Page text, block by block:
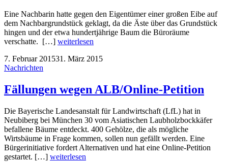
Eine Nachbarin hatte gegen den Eigentümer einer großen Eibe auf
dem Nachbargrundstück geklagt, da die Äste über das Grundstück
hingen und der etwa hundertjährige Baum die Büroräume
verschatte. […] weiterlesen
7. Februar 201531. März 2015
Nachrichten
Fällungen wegen ALB/Online-Petition
Die Bayerische Landesanstalt für Landwirtschaft (LfL) hat in
Neubiberg bei München 30 vom Asiatischen Laubholzbockkäfer
befallene Bäume entdeckt. 400 Gehölze, die als mögliche
Wirtsbäume in Frage kommen, sollen nun gefällt werden. Eine
Bürgerinitiative fordert Alternativen und hat eine Online-Petition
gestartet. […] weiterlesen